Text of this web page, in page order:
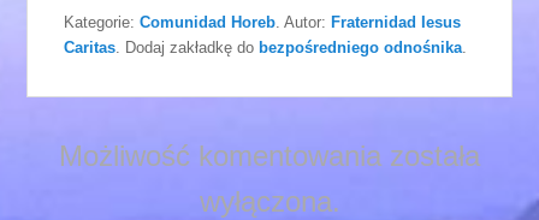
Kategorie:Comunidad Horeb . Autor:Fraternidad Iesus
Caritas . Dodaj zakładkę do bezpośredniego odnośnika
Możliwość komentowania została
wyłączona.